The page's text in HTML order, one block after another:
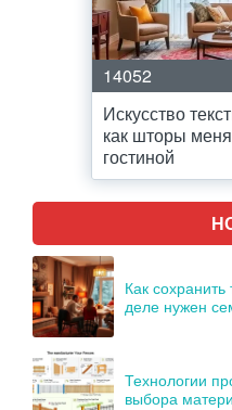
14052
Искусство
как шторы
гостиной
Как
деле нужен
Технологии
выбора